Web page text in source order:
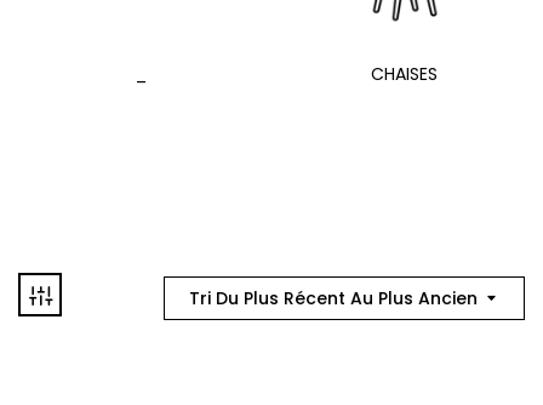
CHAISES
Tri Du Plus Récent Au Plus Ancien